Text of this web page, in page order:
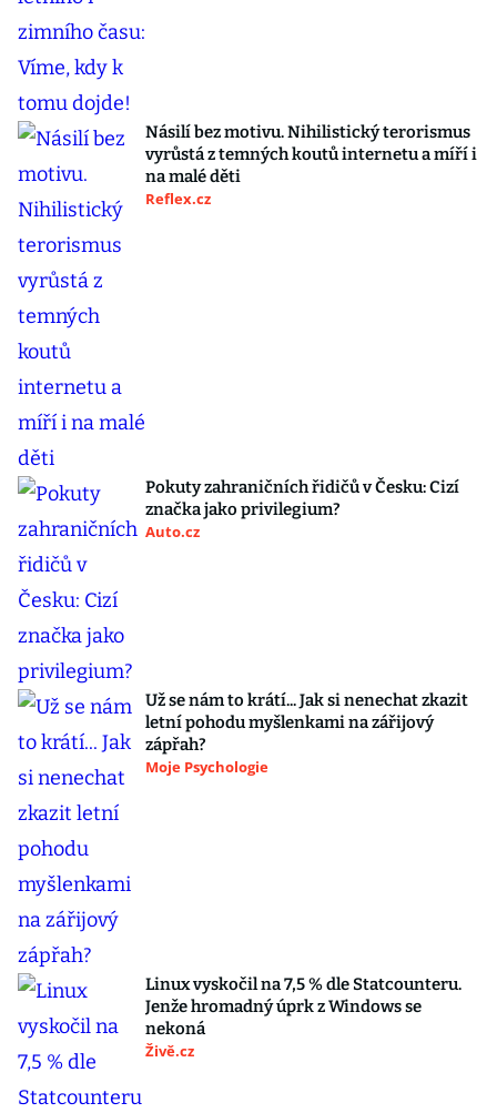
Násilí bez motivu. Nihilistický terorismus
vyrůstá z temných koutů internetu a míří i
na malé děti
Reflex.cz
Pokuty zahraničních řidičů v Česku: Cizí
značka jako privilegium?
Auto.cz
Už se nám to krátí... Jak si nenechat zkazit
letní pohodu myšlenkami na zářijový
zápřah?
Moje Psychologie
Linux vyskočil na 7,5 % dle Statcounteru.
Jenže hromadný úprk z Windows se
nekoná
Živě.cz